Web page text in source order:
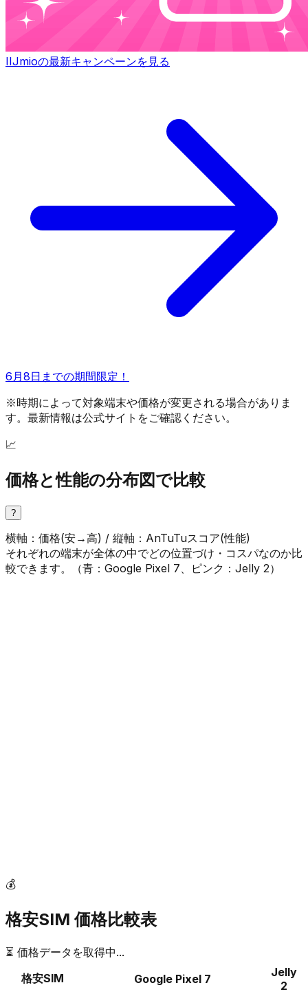
IIJmioの最新キャンペーンを見る
6月8日までの期間限定！
※時期によって対象端末や価格が変更される場合がありま
す。最新情報は公式サイトをご確認ください。
📈
価格と性能の分布図で比較
?
横軸：価格(安→高) / 縦軸：AnTuTuスコア(性能)
それぞれの端末が全体の中でどの位置づけ・コスパなのか比
較できます。（青 ： Google Pixel 7 ピンク ： Jelly 2）
💰
格安SIM 価格比較表
⏳ 価格データを取得中...
格安SIM
Google Pixel 7
Jelly
2